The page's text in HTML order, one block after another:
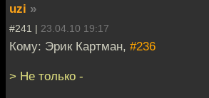
uzi »
#241 | 23.04.10 19:17
Кому: Эрик Картман, #236
> Не только -